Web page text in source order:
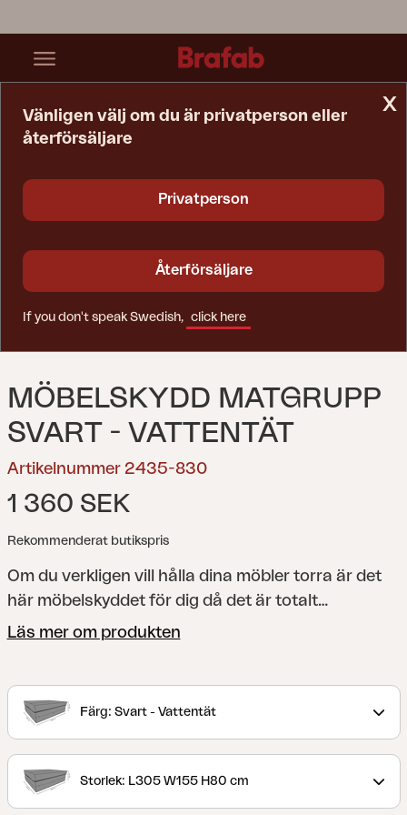
MÖBELSKYDD MATGRUPP
SVART - VATTENTÄT
Artikelnummer 2435-830
1 360 SEK
Rekommenderat butikspris
Om du verkligen vill hålla dina möbler torra är det
här möbelskyddet för dig då det är totalt
vattentätt, kompletterat med luftfickor för bättre
justerbara fästband med vindtäta spännen,
kraftigt stickat resårband nedtill, dubbelsömn,
återanvändbar förvaringsväska. Notera att ett
vattentätt skydd inte är den rekommenderade
Läs mer om produkten
Färg: Svart - Vattentät
Storlek: L305 W155 H80 cm
x
Vänligen välj om du är privatperson eller
återförsäljare
Privatperson
Återförsäljare
If you don't speak Swedish, click here